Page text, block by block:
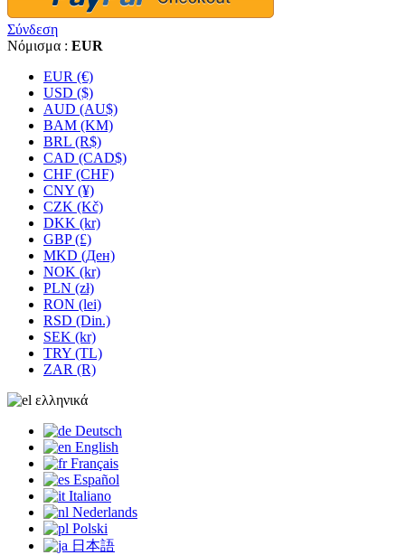
Σύνδεση
Νόμισμα : EUR
EUR (€)
USD ($)
AUD (AU$)
BAM (KM)
BRL (R$)
CAD (CAD$)
CHF (CHF)
CNY (¥)
CZK (Kč)
DKK (kr)
GBP (£)
MKD (Ден)
NOK (kr)
PLN (zł)
RON (lei)
RSD (Din.)
SEK (kr)
TRY (TL)
ZAR (R)
ελληνικά
Deutsch
English
Français
Español
Italiano
Nederlands
Polski
日本語